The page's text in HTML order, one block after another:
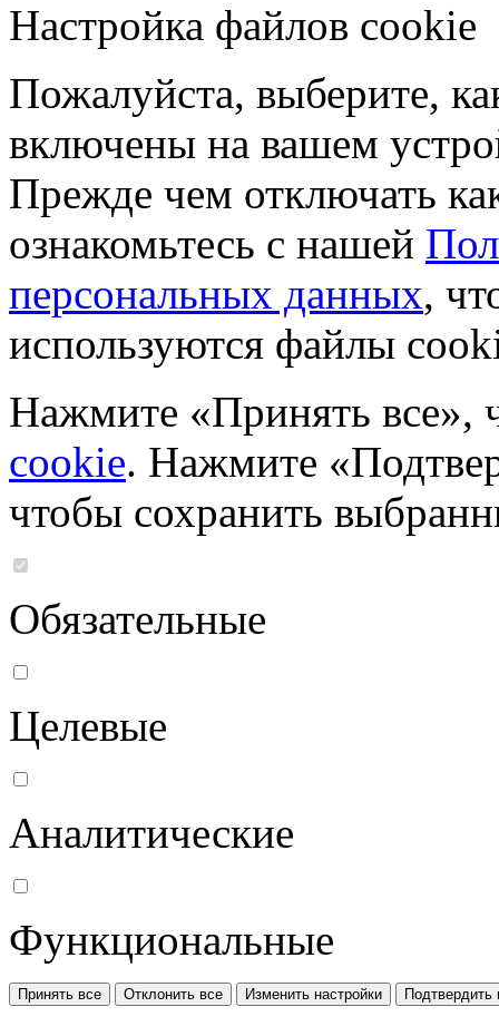
Настройка файлов cookie
Пожалуйста, выберите,
включены на вашем
Прежде чем отключать
ознакомьтесь с нашей
персональных данных,
используются файлы
Нажмите «Принять все»,
cookie. Нажмите
чтобы сохранить
Обязательные
Целевые
Аналитические
Функциональные
Принять все Отклонить все Изменить настройки Подтвердить